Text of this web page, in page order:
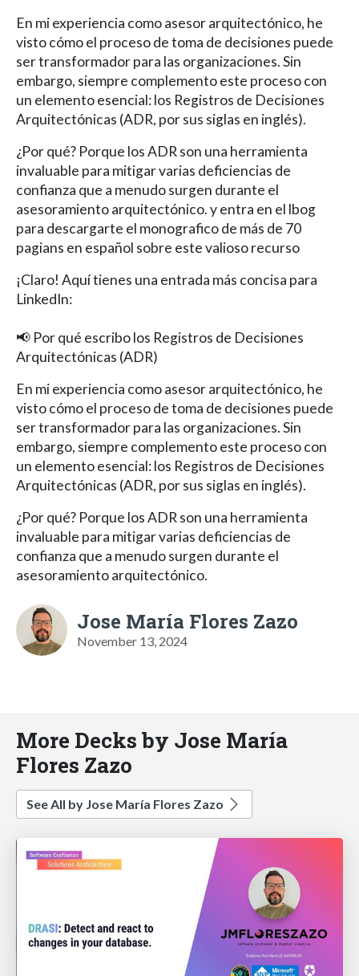
En mi experiencia como asesor arquitectónico, he
visto cómo el proceso de toma de decisiones puede
ser transformador para las organizaciones. Sin
embargo, siempre complemento este proceso con
un elemento esencial: los Registros de Decisiones
Arquitectónicas (ADR, por sus siglas en inglés).
¿Por qué? Porque los ADR son una herramienta
invaluable para mitigar varias deficiencias de
confianza que a menudo surgen durante el
asesoramiento arquitectónico. y entra en el lbog
para descargarte el monografico de más de 70
pagians en español sobre este valioso recurso
¡Claro! Aquí tienes una entrada más concisa para
LinkedIn:
📢 Por qué escribo los Registros de Decisiones
Arquitectónicas (ADR)
En mi experiencia como asesor arquitectónico, he
visto cómo el proceso de toma de decisiones puede
ser transformador para las organizaciones. Sin
embargo, siempre complemento este proceso con
un elemento esencial: los Registros de Decisiones
Arquitectónicas (ADR, por sus siglas en inglés).
¿Por qué? Porque los ADR son una herramienta
invaluable para mitigar varias deficiencias de
confianza que a menudo surgen durante el
asesoramiento arquitectónico.
Jose María Flores Zazo
November 13, 2024
More Decks by Jose María
Flores Zazo
See All by Jose María Flores Zazo